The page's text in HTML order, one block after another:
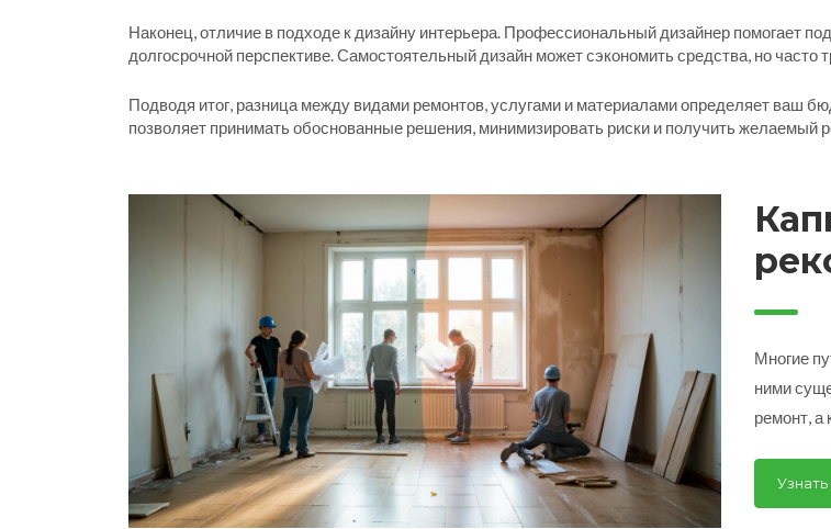
Наконец, отличие в подходе к дизайну интерьера. Профессиональный дизайнер помогает
долгосрочной перспективе. Самостоятельный дизайн может сэкономить средства, но
Подводя итог, разница между видами ремонтов, услугами и материалами определяет ваш
позволяет принимать обоснованные решения, минимизировать риски и получить желаемый
Многие
ними
ремонт, а
кто